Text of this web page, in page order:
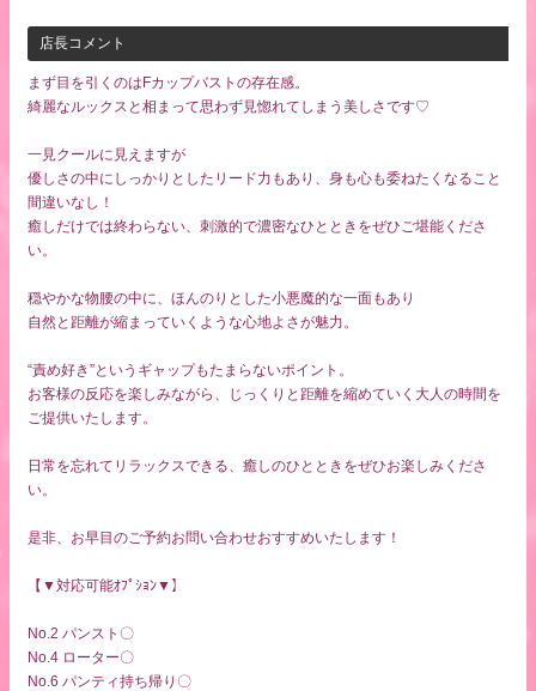
店長コメント
まず目を引くのはFカップバストの存在感。
綺麗なルックスと相まって思わず見惚れてしまう美しさです♡
一見クールに見えますが
優しさの中にしっかりとしたリード力もあり、身も心も委ねたくなること
間違いなし！
癒しだけでは終わらない、刺激的で濃密なひとときをぜひご堪能くださ
い。
穏やかな物腰の中に、ほんのりとした小悪魔的な一面もあり
自然と距離が縮まっていくような心地よさが魅力。
“責め好き”というギャップもたまらないポイント。
お客様の反応を楽しみながら、じっくりと距離を縮めていく大人の時間を
ご提供いたします。
日常を忘れてリラックスできる、癒しのひとときをぜひお楽しみくださ
い。
是非、お早目のご予約お問い合わせおすすめいたします！
【▼対応可能ｵﾌﾟｼｮﾝ▼】
No.2 パンスト〇
No.4 ローター〇
No.6 パンティ持ち帰り〇